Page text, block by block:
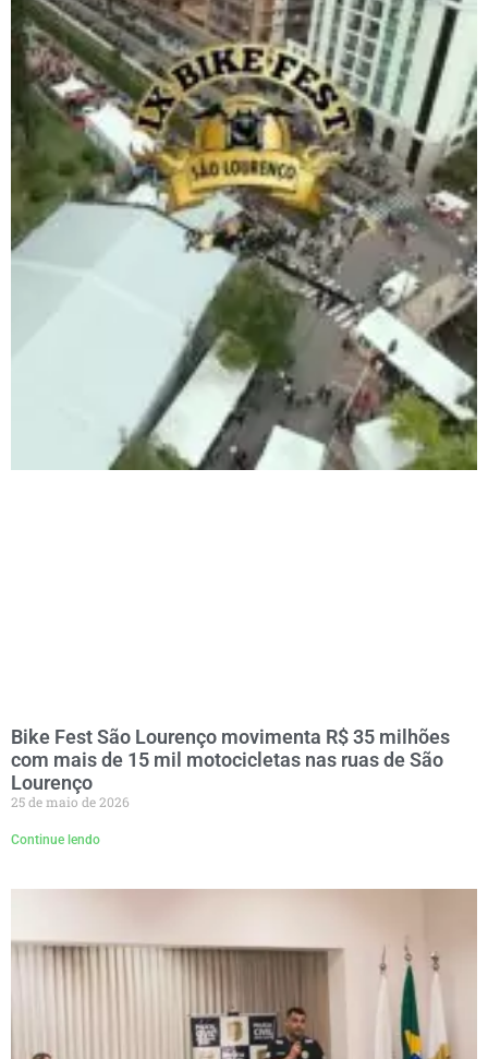
Bike Fest São Lourenço movimenta R$ 35 milhões
com mais de 15 mil motocicletas nas ruas de São
Lourenço
25 de maio de 2026
Continue lendo